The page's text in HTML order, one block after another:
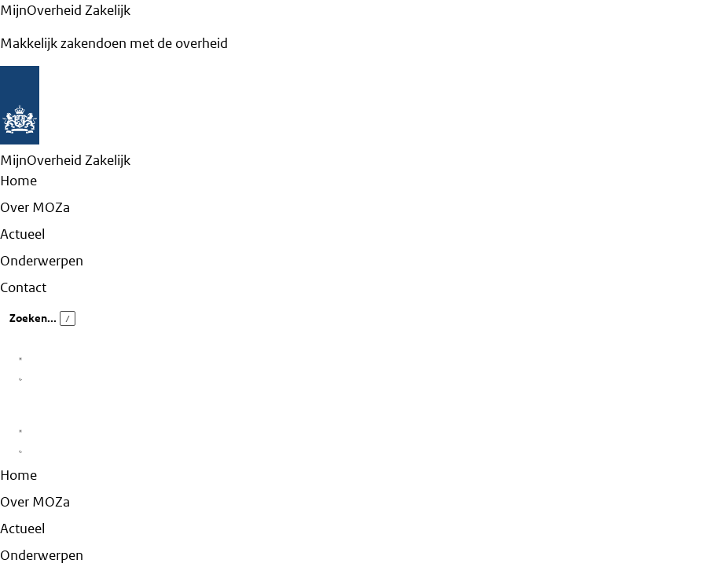
MijnOverheid Zakelijk
Makkelijk zakendoen met de overheid
MijnOverheid Zakelijk
Home
Over MOZa
Actueel
Onderwerpen
Contact
Zoeken... /
Home
Over MOZa
Actueel
Onderwerpen